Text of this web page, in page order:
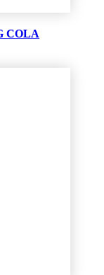
COLA